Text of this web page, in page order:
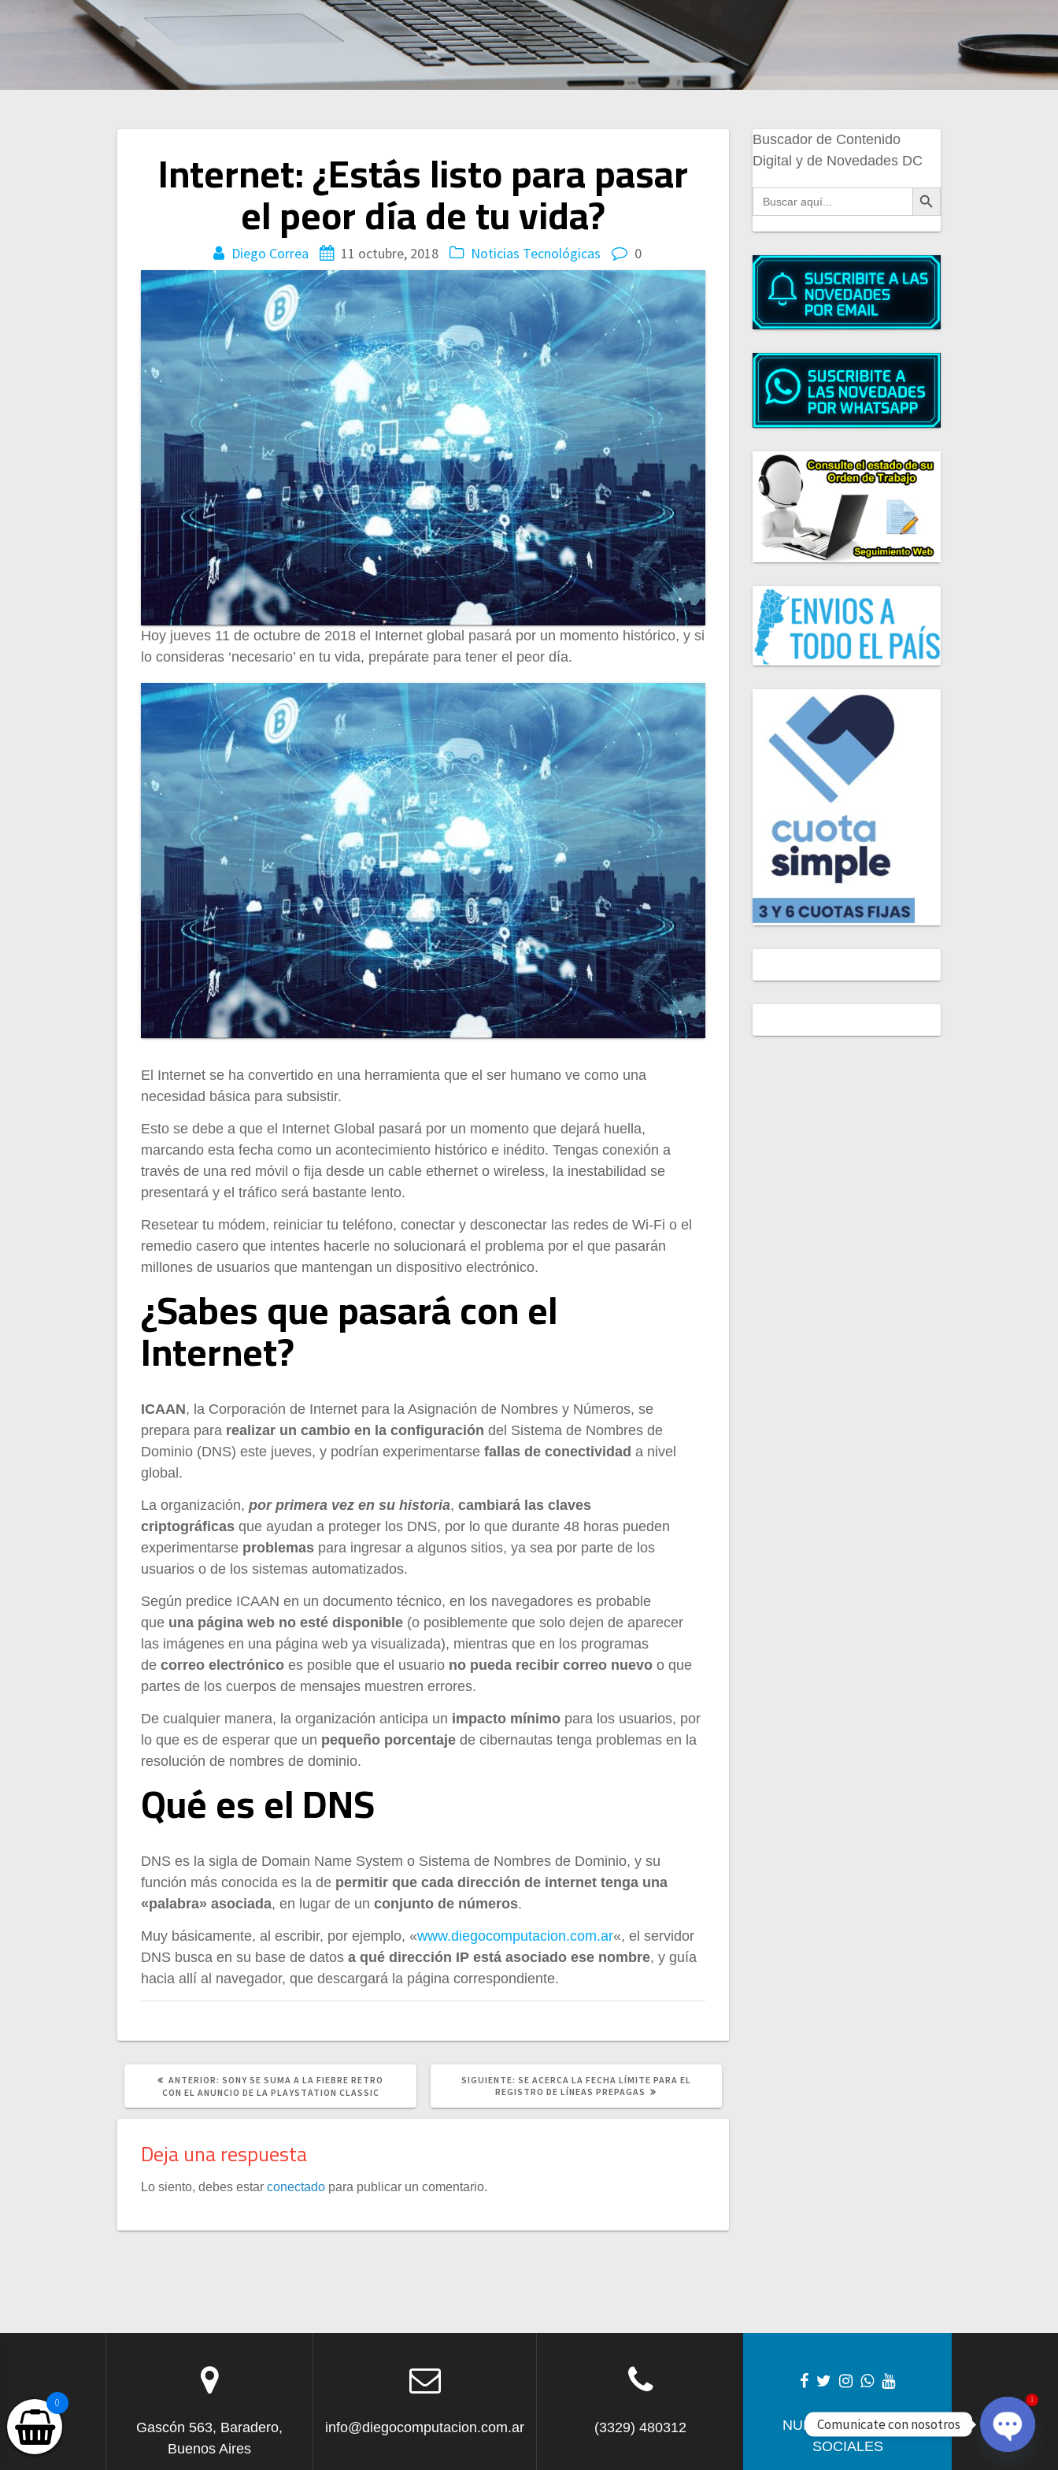
Internet: ¿Estás listo para pasar
el peor día de tu vida?
Diego Correa 11 octubre, 2018 Noticias Tecnológicas 0
Hoy jueves 11 de octubre de 2018 el Internet global pasará por un momento histórico, y si
lo consideras ‘necesario’ en tu vida, prepárate para tener el peor día.
El Internet se ha convertido en una herramienta que el ser humano ve como una
necesidad básica para subsistir.
Esto se debe a que el Internet Global pasará por un momento que dejará huella,
marcando esta fecha como un acontecimiento histórico e inédito. Tengas conexión a
través de una red móvil o fija desde un cable ethernet o wireless, la inestabilidad se
presentará y el tráfico será bastante lento.
Resetear tu módem, reiniciar tu teléfono, conectar y desconectar las redes de Wi-Fi o el
remedio casero que intentes hacerle no solucionará el problema por el que pasarán
millones de usuarios que mantengan un dispositivo electrónico.
¿Sabes que pasará con el
Internet?
ICAAN, la Corporación de Internet para la Asignación de Nombres y Números, se
prepara para realizar un cambio en la configuracióndel Sistema de Nombres de
Dominio (DNS) este jueves, y podrían experimentarse fallas de conectividada nivel
global.
La organización,por primera vez en su historia, cambiará las claves
criptográficas que ayudan a proteger los DNS, por lo que durante 48 horas pueden
experimentarse problemas para ingresar a algunos sitios, ya sea por parte de los
usuarios o de los sistemas automatizados.
Según predice ICAAN en un documento técnico, en los navegadores es probable
que una página web no esté disponible (o posiblemente que solo dejen de aparecer
las imágenes en una página web ya visualizada), mientras que en los programas
decorreo electrónico es posible que el usuario no pueda recibir correo nuevo o que
partes de los cuerpos de mensajes muestren errores.
De cualquier manera, la organización anticipa un impacto mínimo para los usuarios, por
lo que es de esperar que un pequeño porcentajede cibernautas tenga problemas en la
resolución de nombres de dominio.
Qué es el DNS
DNS es la sigla de Domain Name System o Sistema de Nombres de Dominio, y su
función más conocida es la de permitir que cada dirección de internet tenga una
«palabra» asociada, en lugar de unconjunto de números.
Muy básicamente, al escribir, por ejemplo, «www.diegocomputacion.com.ar«, el servidor
DNS busca en su base de datosa qué dirección IP está asociado ese nombre, y guía
hacia allí al navegador, que descargará la página correspondiente.
Navegación
entradas
ANTERIOR: POST
ANTERIOR:
SONY SE SUMA A LA FIEBRE RETRO
CON EL ANUNCIO DE LA PLAYSTATION CLASSIC
SIGUIENTE: SIGUIENTE
POST:
SE ACERCA LA FECHA LÍMITE PARA EL
REGISTRO DE LÍNEAS PREPAGAS
Deja una respuesta
Lo siento, debes estarconectado para publicar un comentario.
Buscador de Contenido
Digital y de Novedades DC
Buscar: Botón de búsqueda
Gascón 563, Baradero,
Buenos Aires
info@diegocomputacion.com.ar (3329) 480312
NUESTRAS REDES
SOCIALES
0
Comunicate con nosotros
1